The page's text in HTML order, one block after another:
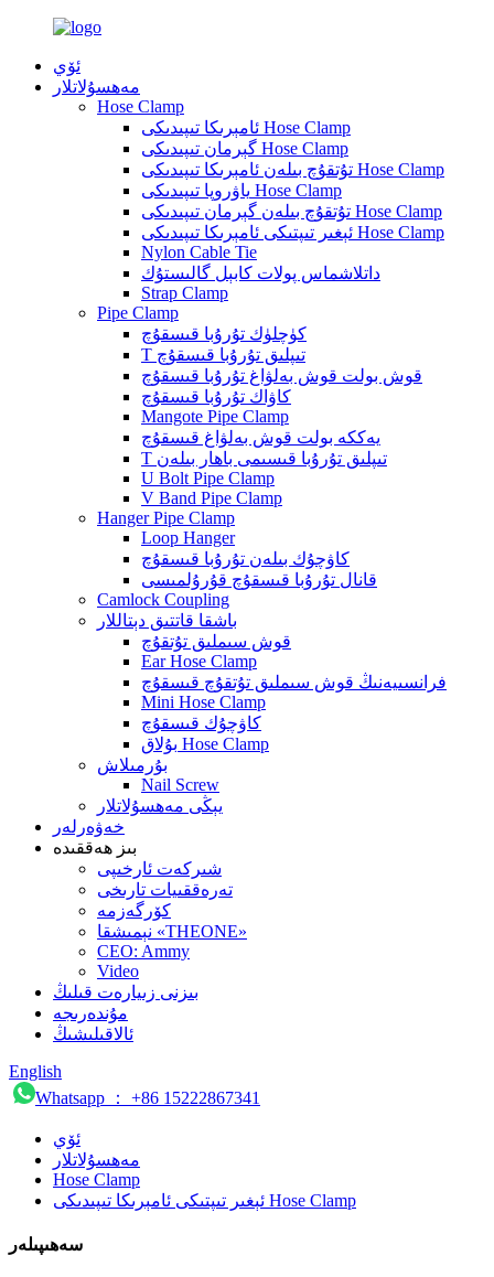
ئۆي
مەھسۇلاتلار
Hose Clamp
ئامېرىكا تىپىدىكى Hose Clamp
گېرمان تىپىدىكى Hose Clamp
تۇتقۇچ بىلەن ئامېرىكا تىپىدىكى Hose Clamp
ياۋروپا تىپىدىكى Hose Clamp
تۇتقۇچ بىلەن گېرمان تىپىدىكى Hose Clamp
ئېغىر تىپتىكى ئامېرىكا تىپىدىكى Hose Clamp
Nylon Cable Tie
داتلاشماس پولات كابېل گالىستۇك
Strap Clamp
Pipe Clamp
كۈچلۈك تۇرۇبا قىسقۇچ
T تىپلىق تۇرۇبا قىسقۇچ
قوش بولت قوش بەلۋاغ تۇرۇبا قىسقۇچ
كاۋاك تۇرۇبا قىسقۇچ
Mangote Pipe Clamp
يەككە بولت قوش بەلۋاغ قىسقۇچ
T تىپلىق تۇرۇبا قىسىمى باھار بىلەن
U Bolt Pipe Clamp
V Band Pipe Clamp
Hanger Pipe Clamp
Loop Hanger
كاۋچۇك بىلەن تۇرۇبا قىسقۇچ
قانال تۇرۇبا قىسقۇچ قۇرۇلمىسى
Camlock Coupling
باشقا قاتتىق دېتاللار
قوش سىملىق تۇتقۇچ
Ear Hose Clamp
فرانسىيەنىڭ قوش سىملىق تۇتقۇچ قىسقۇچ
Mini Hose Clamp
كاۋچۇك قىسقۇچ
بۇلاق Hose Clamp
بۇرمىلاش
Nail Screw
يېڭى مەھسۇلاتلار
خەۋەرلەر
بىز ھەققىدە
شىركەت ئارخىپى
تەرەققىيات تارىخى
كۆرگەزمە
نېمىشقا «THEONE»
CEO: Ammy
Video
بىزنى زىيارەت قىلىڭ
مۇندەرىجە
ئالاقىلىشىڭ
English
Whatsapp ： +86 15222867341
ئۆي
مەھسۇلاتلار
Hose Clamp
ئېغىر تىپتىكى ئامېرىكا تىپىدىكى Hose Clamp
سەھىپىلەر